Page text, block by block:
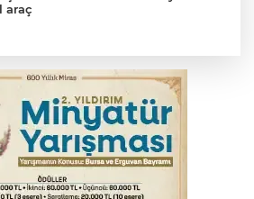
araç
piyasada altın fiyatları...
primle çalışanlara müjde